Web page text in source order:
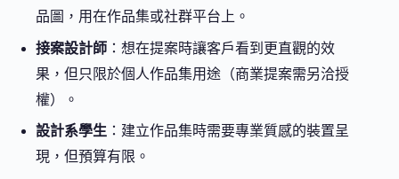
品圖，用在作品集或社群平台上。
接案設計師 ：想在提案時讓客戶看到更直觀的效
果，但只限於個人作品集用途（商業提案需另洽授
權）。
設計系學生 ：建立作品集時需要專業質感的裝置呈
現，但預算有限。